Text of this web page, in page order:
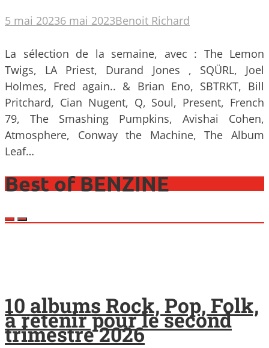
5 mai 20236 mai 2023Benoit Richard
La sélection de la semaine, avec : The Lemon
Twigs, LA Priest, Durand Jones , SQÜRL, Joel
Holmes, Fred again.. & Brian Eno, SBTRKT, Bill
Pritchard, Cian Nugent, Q, Soul, Present, French
79, The Smashing Pumpkins, Avishai Cohen,
Atmosphere, Conway the Machine, The Album
Leaf…
Best of BENZINE
10 albums Rock, Pop, Folk,
à retenir pour le second
trimestre 2026